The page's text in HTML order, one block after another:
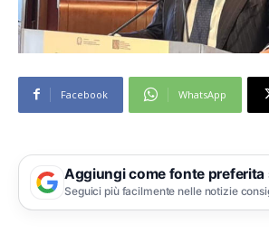
Facebook WhatsApp
Aggiungi come fonte preferita
Seguici più facilmente nelle notizie